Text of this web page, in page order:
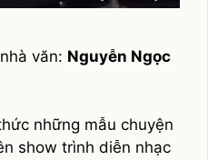
văn: Nguyễn Ngọc
những mẫu chuyện
show trình diễn nhạc